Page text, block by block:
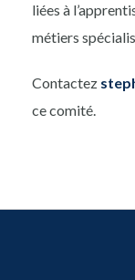
liées à
métiers
Contactez
ce comité.